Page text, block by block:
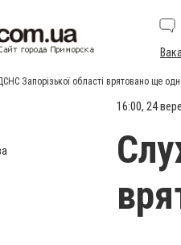
Запорізької області врятовано ще
16:00, 24